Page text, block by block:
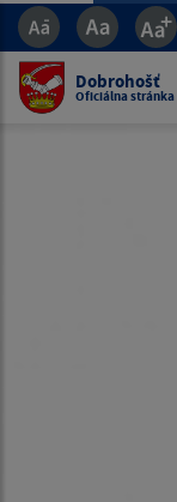
Dobrohošť
Oficiálna stránka